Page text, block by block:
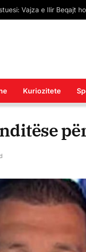
Kuriozitete